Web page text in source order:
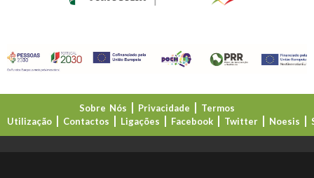
Sobre Nós Privacidade
Termos
Utilização
Contactos Ligações Facebook Twitter Noesis